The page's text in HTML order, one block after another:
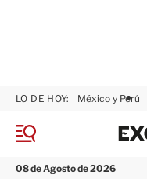
M
n
08 de Agosto de 2026
LO DE HOY: México y Perú